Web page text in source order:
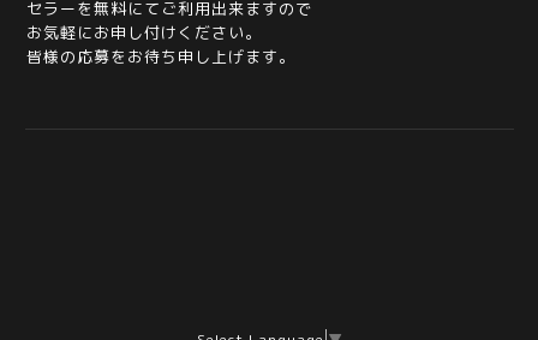
セラーを無料にてご利用出来ますので
お気軽にお申し付けください。
皆様の応募をお待ち申し上げます。